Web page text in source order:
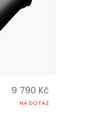
9 790 Kč
NA DOTAZ